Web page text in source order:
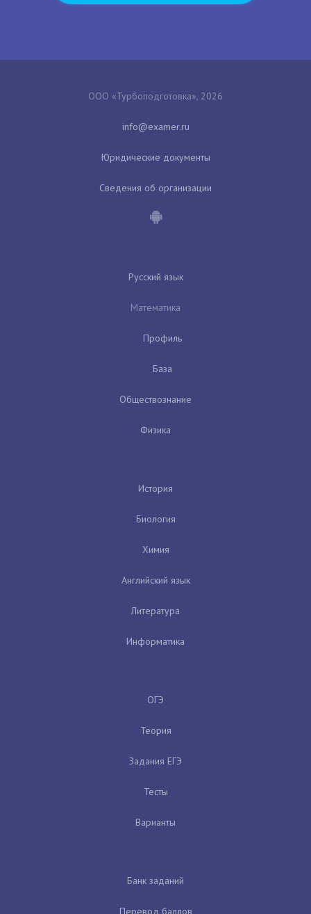
ООО «Турбоподготовка», 2026
Юридические документы
Сведения об организации
Русский язык
Математика
Профиль
База
Обществознание
Физика
История
Биология
Химия
Английский язык
Литература
Информатика
ОГЭ
Теория
Задания ЕГЭ
Тесты
Варианты
Банк заданий
Перевод баллов